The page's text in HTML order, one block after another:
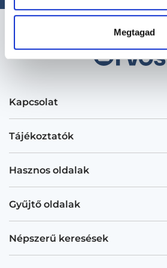
Megtagad
Kapcsolat
Tájékoztatók
Hasznos oldalak
Gyűjtő oldalak
Népszerű keresések